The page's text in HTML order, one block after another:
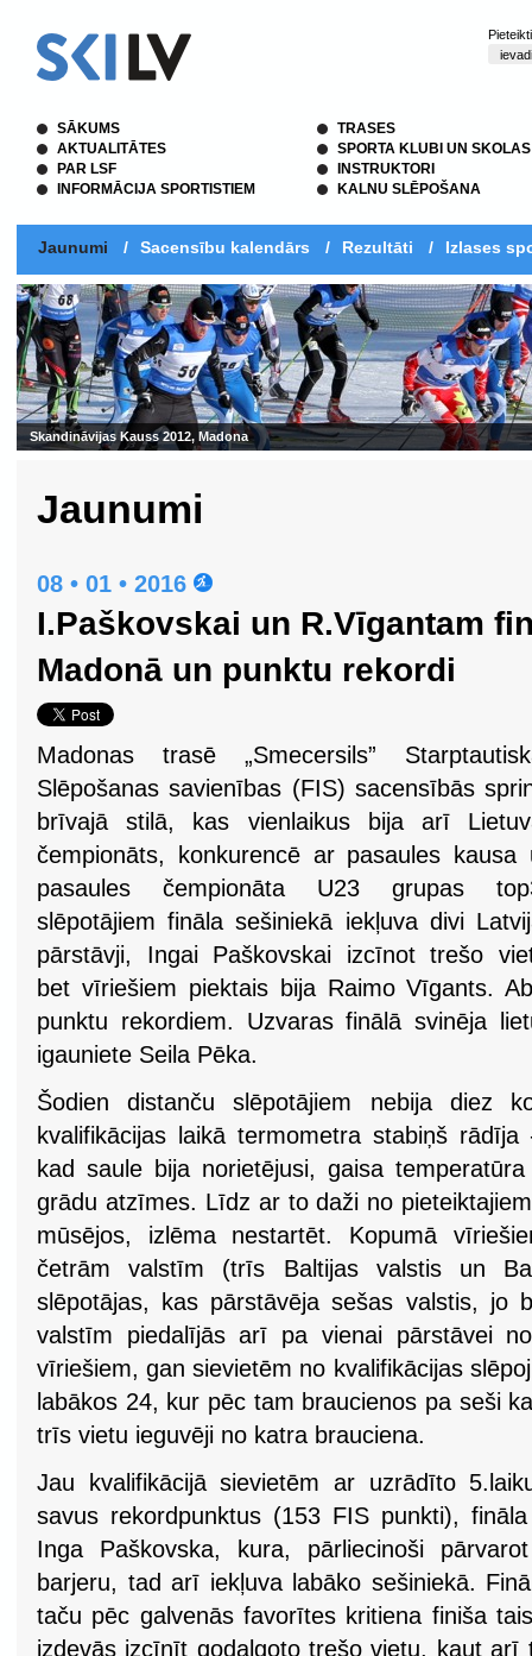
SĀKUMS
AKTUALITĀTES
PAR LSF
INFORMĀCIJA SPORTISTIEM
TRASES
SPORTA KLUBI UN SKOLAS
INSTRUKTORI
KALNU SLĒPOŠANA
Jaunumi / Sacensību kalendārs / Rezultāti / Izlases
Skandināvijas Kauss 2012, Madona
Jaunumi
08 • 01 • 2016
I.Paškovskai un R.Vīgantam
Madonā un punktu rekordi
Madonas trasē „Smecersils”
Slēpošanas savienības (FIS) sacensībās
brīvajā stilā, kas vienlaikus bija arī
čempionāts, konkurencē ar pasaules kausa
pasaules čempionāta U23 grupas
slēpotājiem fināla sešiniekā iekļuva divi
pārstāvji, Ingai Paškovskai izcīnot trešo
bet vīriešiem piektais bija Raimo Vīgants.
punktu rekordiem. Uzvaras finālā svinēja
igauniete Seila Pēka.
Šodien distanču slēpotājiem nebija diez
kvalifikācijas laikā termometra stabiņš
kad saule bija norietējusi, gaisa
grādu atzīmes. Līdz ar to daži no
mūsējos, izlēma nestartēt. Kopumā
četrām valstīm (trīs Baltijas valstis un
slēpotājas, kas pārstāvēja sešas valstis, jo
valstīm piedalījās arī pa vienai pārstāvei
vīriešiem, gan sievietēm no kvalifikācijas
labākos 24, kur pēc tam braucienos pa seši
trīs vietu ieguvēji no katra brauciena.
Jau kvalifikācijā sievietēm ar uzrādīto
savus rekordpunktus (153 FIS punkti),
Inga Paškovska, kura, pārliecinoši
barjeru, tad arī iekļuva labāko sešiniekā.
taču pēc galvenās favorītes kritiena finiša
izdevās izcīnīt godalgoto trešo vietu, kaut arī